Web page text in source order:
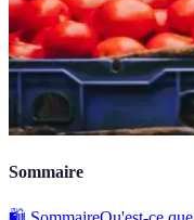
Sommaire